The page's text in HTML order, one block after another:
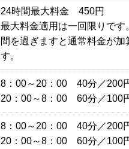
24時間最大料金 450円
最大料金適用は一回限りです
間を過ぎますと通常料金が加
す。
8：00～20：00 40分／200
20：00～8：00 60分／100
8：00～20：00 40分／200
20：00～8：00 60分／100